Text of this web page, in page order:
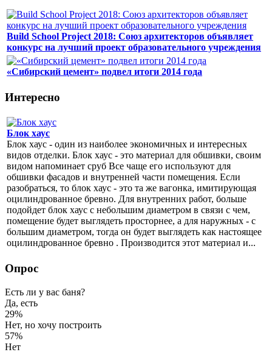
Build School Project 2018: Союз архитекторов объявляет
конкурс на лучший проект образовательного учреждения
«Сибирский цемент» подвел итоги 2014 года
Интересно
Блок хаус
Блок хаус - один из наиболее экономичных и интересных
видов отделки. Блок хаус - это материал для обшивки, своим
видом напоминает сруб Все чаще его используют для
обшивки фасадов и внутренней части помещения. Если
разобраться, то блок хаус - это та же вагонка, имитирующая
оцилиндрованное бревно. Для внутренних работ, больше
подойдет блок хаус с небольшим диаметром в связи с чем,
помещение будет выглядеть просторнее, а для наружных - с
большим диаметром, тогда он будет выглядеть как настоящее
оцилиндрованное бревно . Производится этот материал и...
Опрос
Есть ли у вас баня?
Да, есть
29%
Нет, но хочу построить
57%
Нет